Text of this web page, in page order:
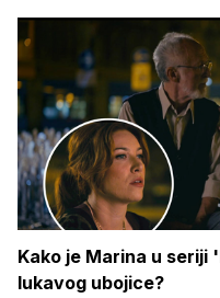
Kako je Marina u seriji
lukavog ubojice?